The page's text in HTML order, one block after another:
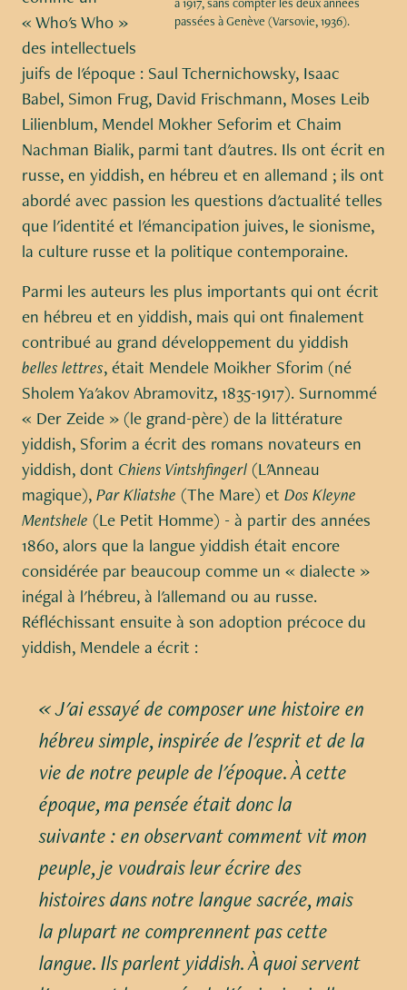
passées à Genève (Varsovie, 1936).
« Who's Who »
des intellectuels
juifs de l'époque : Saul Tchernichowsky, Isaac
Babel, Simon Frug, David Frischmann, Moses Leib
Lilienblum, Mendel Mokher Seforim et Chaim
Nachman Bialik, parmi tant d'autres. Ils ont écrit en
russe, en yiddish, en hébreu et en allemand ; ils ont
abordé avec passion les questions d'actualité telles
que l'identité et l'émancipation juives, le sionisme,
la culture russe et la politique contemporaine.
Parmi les auteurs les plus importants qui ont écrit
en hébreu et en yiddish, mais qui ont finalement
contribué au grand développement du yiddish
belles lettres, était Mendele Moikher Sforim (né
Sholem Ya'akov Abramovitz, 1835-1917). Surnommé
« Der Zeide » (le grand-père) de la littérature
yiddish, Sforim a écrit des romans novateurs en
yiddish, dont Chiens Vintshfingerl(L'Anneau
magique), Par Kliatshe (The Mare) et Dos Kleyne
Mentshele (Le Petit Homme) - à partir des années
1860, alors que la langue yiddish était encore
considérée par beaucoup comme un « dialecte »
inégal à l'hébreu, à l'allemand ou au russe.
Réfléchissant ensuite à son adoption précoce du
yiddish, Mendele a écrit :
« J'ai essayé de composer une histoire en
hébreu simple, inspirée de l'esprit et de la
vie de notre peuple de l'époque. À cette
époque, ma pensée était donc la
suivante : en observant comment vit mon
peuple, je voudrais leur écrire des
histoires dans notre langue sacrée, mais
la plupart ne comprennent pas cette
langue. Ils parlent yiddish. À quoi servent